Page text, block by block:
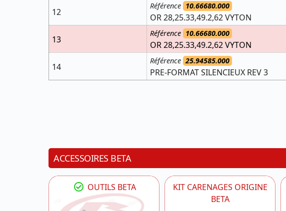
12
Référence 10.66680.000
OR 28,25.33,49.2,62 VYTON
13
Référence 10.66680.000
OR 28,25.33,49.2,62 VYTON
14
Référence 25.94585.000
PRE-FORMAT SILENCIEUX REV 3
ACCESSOIRES BETA
OUTILS BETA
KIT CARENAGES ORIGINE
BETA